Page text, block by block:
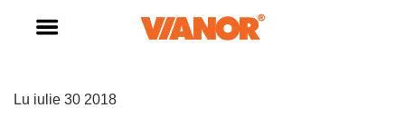
Lu iulie 30 2018